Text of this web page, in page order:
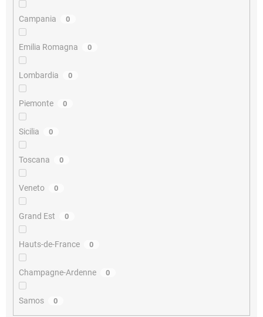
Campania 0
Emilia Romagna 0
Lombardia 0
Piemonte 0
Sicilia 0
Toscana 0
Veneto 0
Grand Est 0
Hauts-de-France 0
Champagne-Ardenne 0
Samos 0